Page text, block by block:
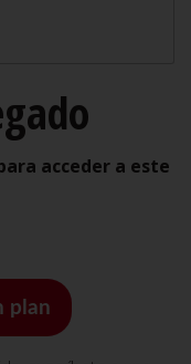
acceder a este
plan